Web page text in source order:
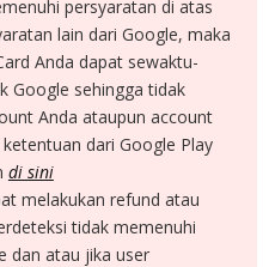
persyaratan di atas
lain dari Google, maka
Anda dapat sewaktu-
Google sehingga tidak
Anda ataupun account
dari Google Play
di sini
melakukan refund atau
tidak memenuhi
dan atau jika user